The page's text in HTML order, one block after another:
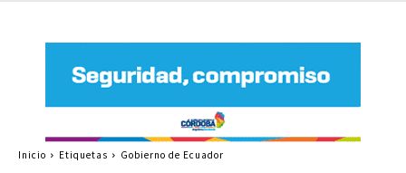
Inicio Etiquetas Gobierno de Ecuador